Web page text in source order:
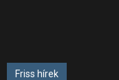
Friss hírek